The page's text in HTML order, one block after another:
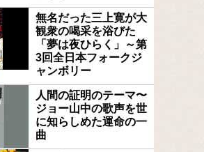
無名だった三上寛が大
観衆の喝采を浴びた
「夢は夜ひらく」～第
3回全日本フォークジ
ャンボリー
人間の証明のテーマ〜
ジョー山中の歌声を世
に知らしめた運命の一
曲